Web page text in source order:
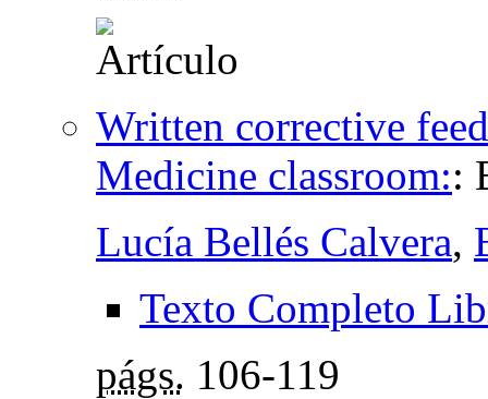
Written corrective
Medicine classroom::
Lucía Bellés Calvera,
Texto Completo
págs. 106-119